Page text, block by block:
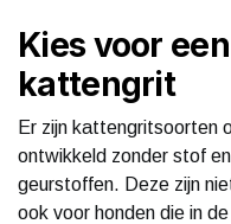
Kies voor
kattengrit
Er zijn kattengritsoorten
ontwikkeld zonder stof
geurstoffen. Deze zijn
ook voor honden die in